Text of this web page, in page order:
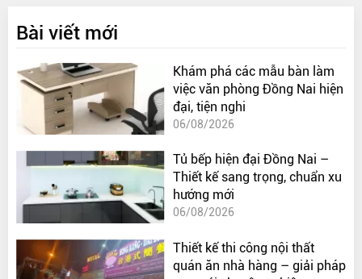
Bài viết mới
Khám phá các mẫu bàn làm
việc văn phòng Đồng Nai hiện
đại, tiện nghi
06/08/2026
Tủ bếp hiện đại Đồng Nai –
Thiết kế sang trọng, chuẩn xu
hướng mới
06/08/2026
Thiết kế thi công nội thất
quán ăn nhà hàng – giải pháp